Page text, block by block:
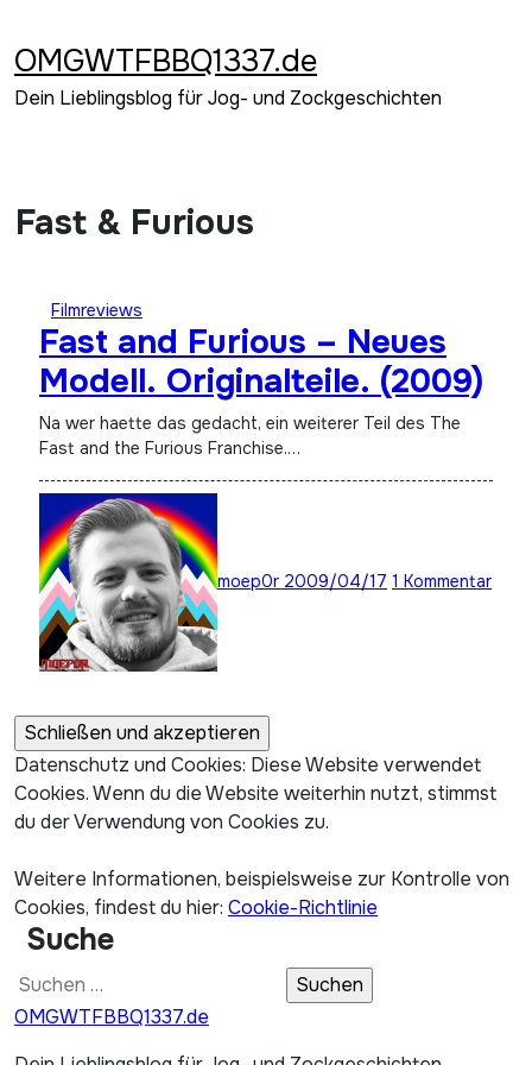
springen
OMGWTFBBQ1337.de
Dein Lieblingsblog für Jog- und Zockgeschichten
Fast & Furious
Filmreviews
Fast and Furious – Neues
Modell. Originalteile. (2009)
Na wer haette das gedacht, ein weiterer Teil des The
Fast and the Furious Franchise.…
moep0r 2009/04/17 1 Kommentar
Datenschutz und Cookies: Diese Website verwendet
Cookies. Wenn du die Website weiterhin nutzt, stimmst
du der Verwendung von Cookies zu.
Weitere Informationen, beispielsweise zur Kontrolle von
Cookies, findest du hier: Cookie-Richtlinie
Suche
Suchen
nach:
OMGWTFBBQ1337.de